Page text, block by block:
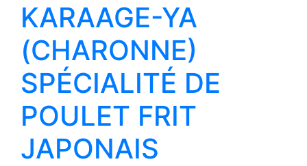
KARAAGE-YA
(CHARONNE)
SPÉCIALITÉ DE
POULET FRIT
JAPONAIS